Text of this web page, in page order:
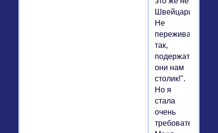
Швейцария!
Не
переживай
так,
подержат
они нам
столик!".
Но я
стала
очень
требовательной.